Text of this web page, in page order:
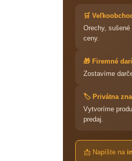
🛒
Orechy,
ceny.
🎁 Firemné
Zostavíme
🏷️ Privátna
Vytvoríme
predaj.
📩 Napíšte na